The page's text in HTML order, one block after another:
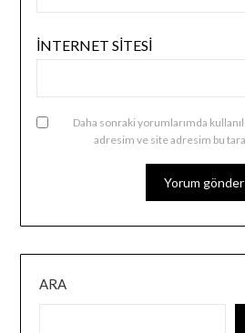
İNTERNET SITESI
Daha sonraki yorumlarımda
adresim ve site adresim bu
ARA